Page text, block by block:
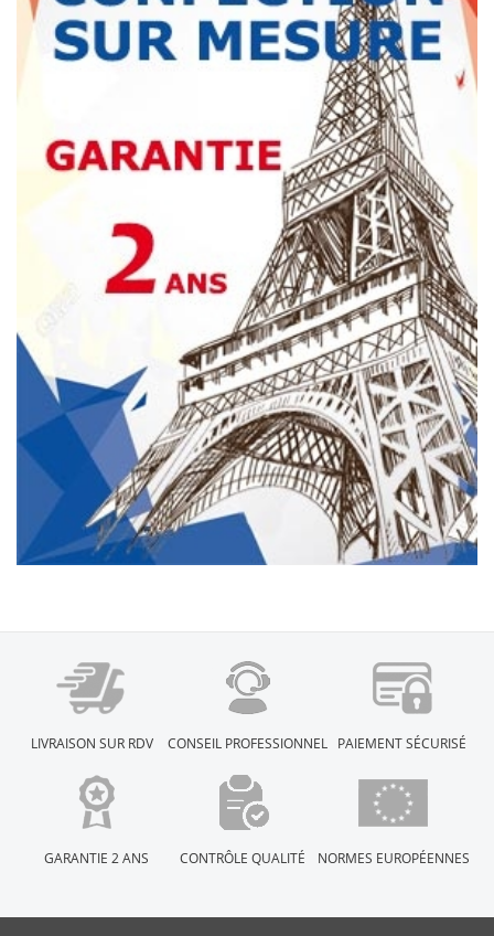
LIVRAISON SUR RDV CONSEIL PROFESSIONNEL PAIEMENT SÉCURISÉ
GARANTIE 2 ANS CONTRÔLE QUALITÉ NORMES EUROPÉENNES